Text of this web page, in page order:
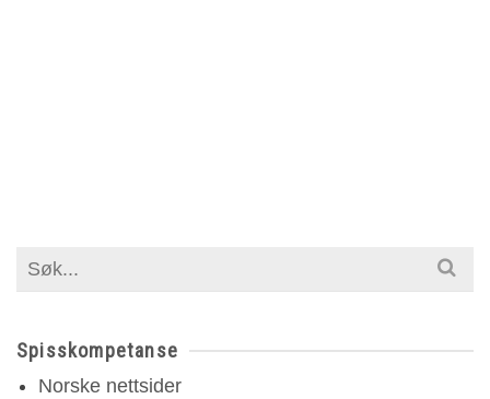
Search
Spisskompetanse
Norske nettsider